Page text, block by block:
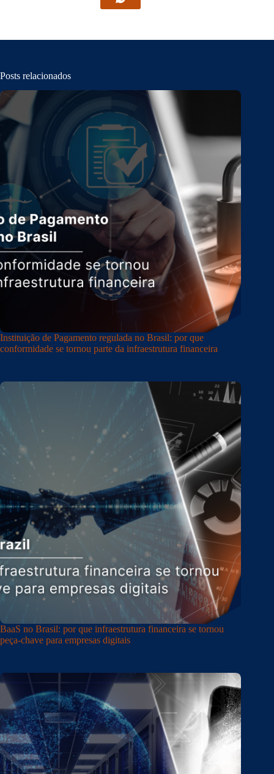
Posts relacionados
Instituição de Pagamento regulada no Brasil: por que
conformidade se tornou parte da infraestrutura financeira
BaaS no Brasil: por que infraestrutura financeira se tornou
peça-chave para empresas digitais